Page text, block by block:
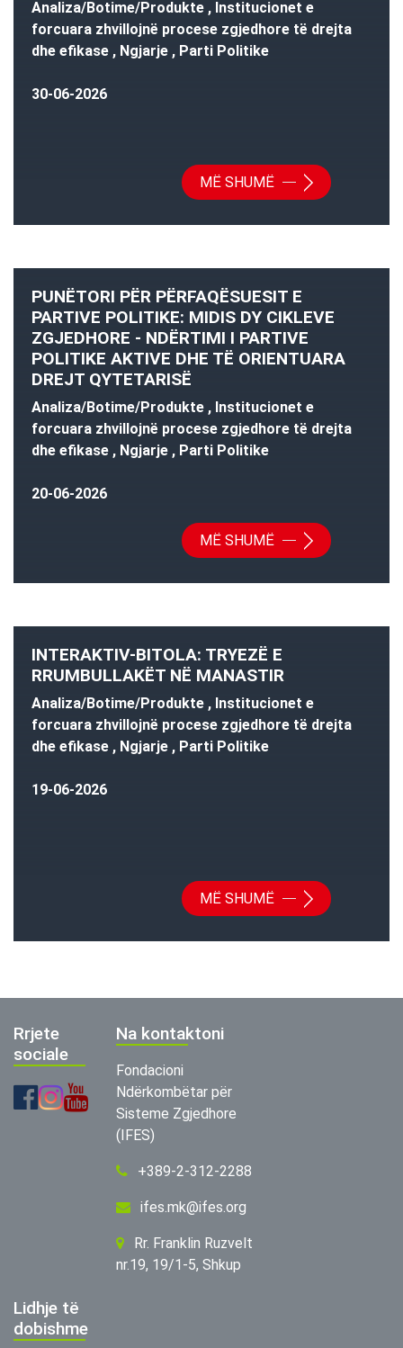
Analiza/Botime/Produkte , Institucionet e
forcuara zhvillojnë procese zgjedhore të drejta
dhe efikase , Ngjarje , Parti Politike
30-06-2026
MË SHUMË
PUNËTORI PËR PËRFAQËSUESIT E
PARTIVE POLITIKE: MIDIS DY CIKLEVE
ZGJEDHORE - NDËRTIMI I PARTIVE
POLITIKE AKTIVE DHE TË ORIENTUARA
DREJT QYTETARISË
Analiza/Botime/Produkte , Institucionet e
forcuara zhvillojnë procese zgjedhore të drejta
dhe efikase , Ngjarje , Parti Politike
20-06-2026
MË SHUMË
INTERAKTIV-BITOLA: TRYEZË E
RRUMBULLAKËT NË MANASTIR
Analiza/Botime/Produkte , Institucionet e
forcuara zhvillojnë procese zgjedhore të drejta
dhe efikase , Ngjarje , Parti Politike
19-06-2026
MË SHUMË
Rrjete
sociale
Na kontaktoni
Fondacioni
Ndërkombëtar për
Sisteme Zgjedhore
(IFES)
+389-2-312-2288
ifes.mk@ifes.org
Rr. Franklin Ruzvelt
nr.19, 19/1-5, Shkup
Lidhje të
dobishme